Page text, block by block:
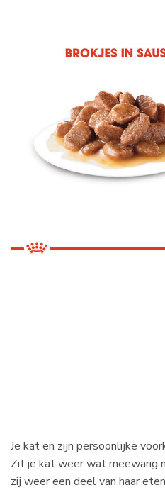
Je kat en zijn persoonlijke
Zit je kat weer wat meewarig
zij weer een deel van haar